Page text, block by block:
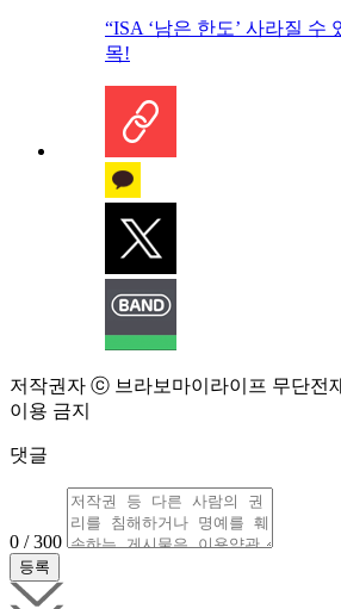
“ISA ‘남은 한도’ 사라질 수
목!
저작권자 ⓒ 브라보마이라이프 무단전
이용 금지
댓글
0 / 300